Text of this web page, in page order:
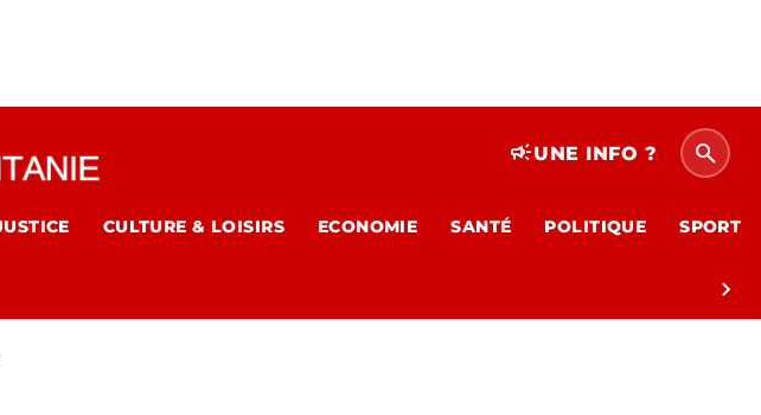
campaignUNE INFO ? search
CULTURE & LOISIRS ECONOMIE SANTÉ POLITIQUE SPORT
chevron_right